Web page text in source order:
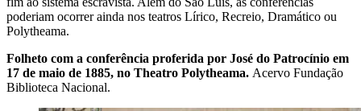
poderiam ocorrer ainda nos teatros Lírico, Recreio, Dramático ou
Polytheama.
Folheto com a conferência proferida por José do Patrocínio em
17 de maio de 1885, no Theatro Polytheama. Acervo Fundação
Biblioteca Nacional.